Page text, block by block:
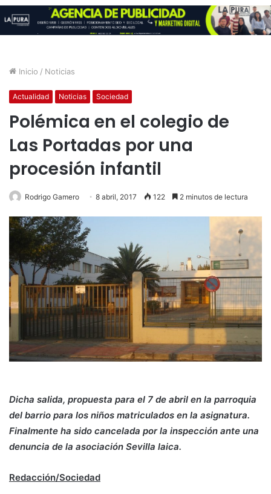
Inicio / Noticias
Actualidad Noticias Sociedad
Polémica en el colegio de
Las Portadas por una
procesión infantil
Rodrigo Gamero 8 abril, 2017 122 2 minutos de lectura
Dicha salida, propuesta para el 7 de abril en la parroquia
del barrio para los niños matriculados en la asignatura.
Finalmente ha sido cancelada por la inspección ante una
denuncia de la asociación Sevilla laica.
Redacción/Sociedad